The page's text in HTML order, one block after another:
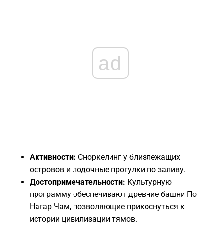
ad
Активности: Сноркелинг у близлежащих
островов и лодочные прогулки по заливу.
Достопримечательности: Культурную
программу обеспечивают древние башни По
Нагар Чам, позволяющие прикоснуться к
истории цивилизации тямов.